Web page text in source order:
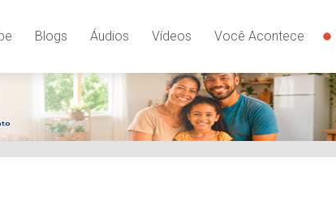
Blogs Áudios Vídeos Você Acontece